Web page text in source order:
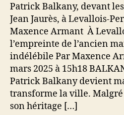
Patrick Balkany, devant
Jean Jaurès, à Levallois-
Maxence Armant À
l’empreinte de l’ancien
indélébile Par Maxence
mars 2025 à 15h18
Patrick Balkany devient
transforme la ville.
son héritage […]